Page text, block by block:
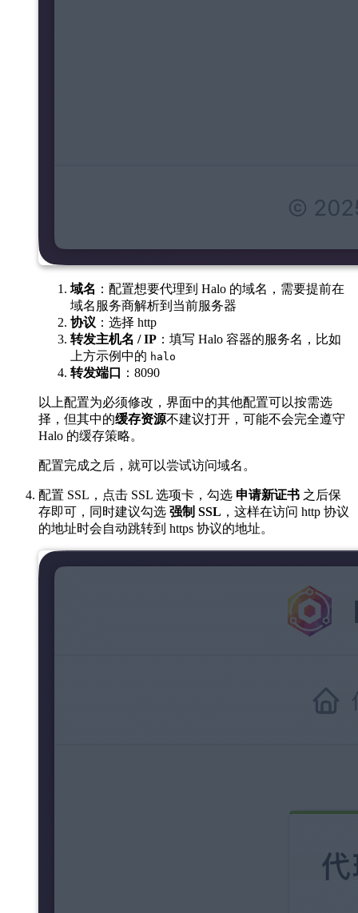
域名 ：配置想要代理到 Halo 的域名，需要提前在
域名服务商解析到当前服务器
协议 ：选择 http
转发主机名 / IP ：填写 Halo 容器的服务名，比如
上方示例中的 halo
转发端口 ：8090
以上配置为必须修改，界面中的其他配置可以按需选
择，但其中的缓存资源不建议打开，可能不会完全遵守
Halo 的缓存策略。
配置完成之后，就可以尝试访问域名。
配置 SSL，点击 SSL 选项卡，勾选 申请新证书 之后保
存即可，同时建议勾选 强制 SSL ，这样在访问 http 协议
的地址时会自动跳转到 https 协议的地址。